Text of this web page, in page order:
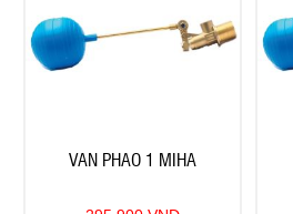
VAN PHAO 1 MIHA